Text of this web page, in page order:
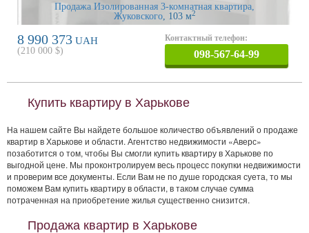
Продажа Изолированная 3-комнатная квартира,
Жуковского, 103 м2
8 990 373 UAH
(210 000 $)
Контактный телефон:
098-567-64-99
Купить квартиру в Харькове
На нашем сайте Вы найдете большое количество объявлений о продаже
квартир в Харькове и области. Агентство недвижимости «Аверс»
позаботится о том, чтобы Вы смогли купить квартиру в Харькове по
выгодной цене. Мы проконтролируем весь процесс покупки недвижимости
и проверим все документы. Если Вам не по душе городская суета, то мы
поможем Вам купить квартиру в области, в таком случае сумма
потраченная на приобретение жилья существенно снизится.
Продажа квартир в Харькове